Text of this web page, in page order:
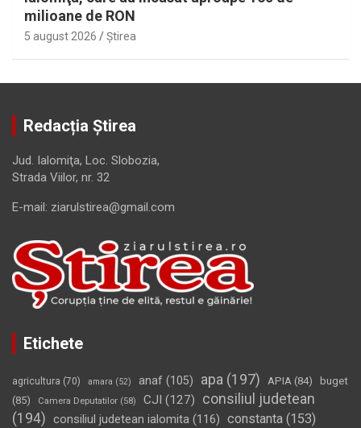
milioane de RON
5 august 2026 Ştirea
Redacția Știrea
Jud. Ialomiţa, Loc. Slobozia,
Strada Viilor, nr. 32
E-mail: ziarulstirea@gmail.com
Etichete
agricultura (70) amara (52) anaf (105) apa (197) APIA (84)
buget
(85)
Camera Deputatilor (58) CJI (127)
consiliul judetean
(194) consiliul judetean ialomita (116) constanta (153)